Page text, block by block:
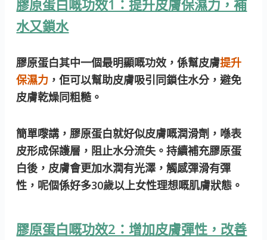
膠原蛋白嘅功效1：提升皮膚保濕力，補
水又鎖水
膠原蛋白其中一個最明顯嘅功效，係幫皮膚提升
保濕力 ，佢可以幫助皮膚吸引同鎖住水分，避免
皮膚乾燥同粗糙。
簡單嚟講，膠原蛋白就好似皮膚嘅潤滑劑，喺表
皮形成保護層，阻止水分流失。持續補充膠原蛋
白後，皮膚會更加水潤有光澤，觸感彈滑有彈
性，呢個係好多30歲以上女性理想嘅肌膚狀態。
膠原蛋白嘅功效2：增加皮膚彈性，改善